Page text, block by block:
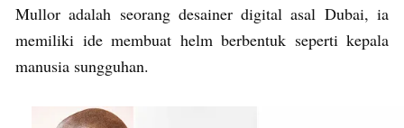
Mullor adalah seorang desainer digital asal Dubai, ia
memiliki ide membuat helm berbentuk seperti kepala
manusia sungguhan.